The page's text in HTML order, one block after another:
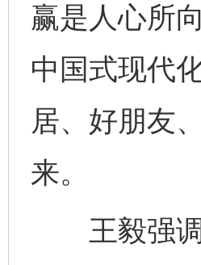
赢是人心所
中国式现代
居、好朋友
来。
王毅强调